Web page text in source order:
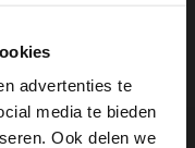
advertenties te
media te bieden
Ook delen we